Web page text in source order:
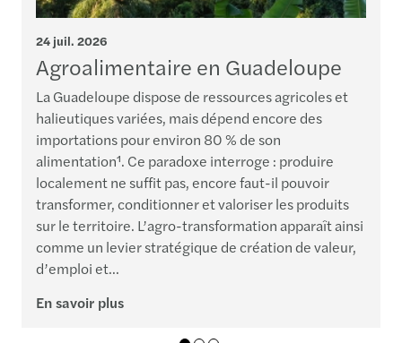
24 juil. 2026
Agroalimentaire en Guadeloupe
La Guadeloupe dispose de ressources agricoles et
halieutiques variées, mais dépend encore des
importations pour environ 80 % de son
alimentation¹. Ce paradoxe interroge : produire
localement ne suffit pas, encore faut-il pouvoir
transformer, conditionner et valoriser les produits
sur le territoire. L’agro-transformation apparaît ainsi
comme un levier stratégique de création de valeur,
d’emploi et...
En savoir plus